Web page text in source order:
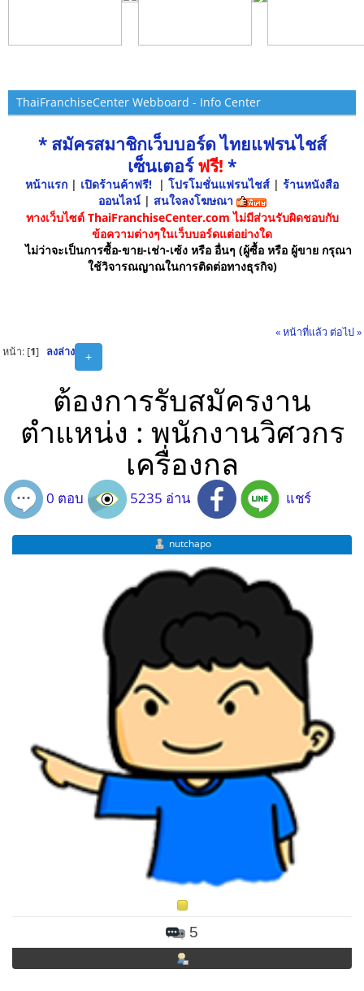
ThaiFranchiseCenter Webboard - Info Center
* สมัครสมาชิกเว็บบอร์ด ไทยแฟรนไชส์
เซ็นเตอร์ฟรี! *
หน้าแรก | เปิดร้านค้าฟรี! | โปรโมชั่นแฟรนไชส์ | ร้านหนังสือ
ออนไลน์ | สนใจลงโฆษณา
ทางเว็บไซต์ ThaiFranchiseCenter.com ไม่มีส่วนรับผิดชอบกับ
ข้อความต่างๆในเว็บบอร์ดแต่อย่างใด
ไม่ว่าจะเป็นการซื้อ-ขาย-เช่า-เซ้ง หรือ อื่นๆ (ผู้ซื้อ หรือ ผู้ขาย กรุณา
ใช้วิจารณญาณในการติดต่อทางธุรกิจ)
« หน้าที่แล้ว ต่อไป »
+
หน้า: [1] ลงล่าง
ต้องการรับสมัครงาน
ตำแหน่ง : พนักงานวิศวกร
เครื่องกล
0 ตอบ 5235 อ่าน แชร์
nutchapo
5